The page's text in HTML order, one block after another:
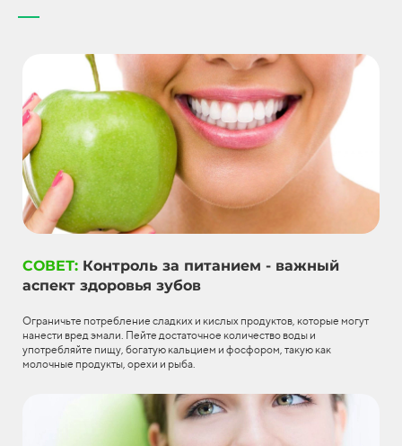
СОВЕТ: Контроль за питанием - важный
аспект здоровья зубов
Ограничьте потребление сладких и кислых продуктов, которые могут
нанести вред эмали. Пейте достаточное количество воды и
употребляйте пищу, богатую кальцием и фосфором, такую как
молочные продукты, орехи и рыба.